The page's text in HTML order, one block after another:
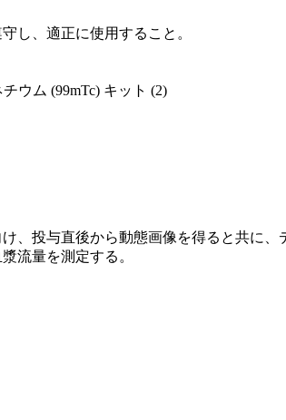
し、適正に使用すること。
ウム (99mTc) キット (2)
、投与直後から動態画像を得ると共に
流量を測定する。